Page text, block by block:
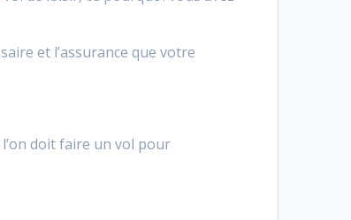
et l’assurance que votre
doit faire un vol pour